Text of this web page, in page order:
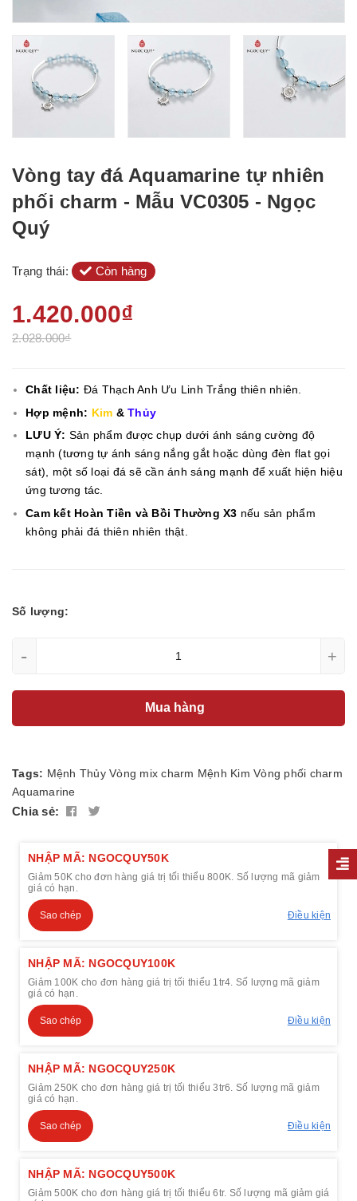
Vòng tay đá Aquamarine tự nhiên
phối charm - Mẫu VC0305 - Ngọc
Quý
Trạng thái: Còn hàng
1.420.000₫
2.028.000₫
Chất liệu: Đá Thạch Anh Ưu Linh Trắng thiên nhiên.
Hợp mệnh: Kim & Thủy
LƯU Ý: Sản phẩm được chụp dưới ánh sáng cường độ
mạnh (tương tự ánh sáng nắng gắt hoặc dùng đèn flat gọi
sát), một số loại đá sẽ cần ánh sáng mạnh để xuất hiện hiệu
ứng tương tác.
Cam kết Hoàn Tiền và Bồi Thường X3 nếu sản phẩm
không phải đá thiên nhiên thật.
Số lượng:
- +
Mua hàng
Tags: Mệnh Thủy Vòng mix charm Mệnh Kim Vòng phối charm
Aquamarine
Chia sẻ:
NHẬP MÃ: NGOCQUY50K
Giảm 50K cho đơn hàng giá trị tối thiểu 800K. Số lượng mã giảm
giá có hạn.
Sao chép Điều kiện
NHẬP MÃ: NGOCQUY100K
Giảm 100K cho đơn hàng giá trị tối thiểu 1tr4. Số lượng mã giảm
giá có hạn.
Sao chép Điều kiện
NHẬP MÃ: NGOCQUY250K
Giảm 250K cho đơn hàng giá trị tối thiểu 3tr6. Số lượng mã giảm
giá có hạn.
Sao chép Điều kiện
NHẬP MÃ: NGOCQUY500K
Giảm 500K cho đơn hàng giá trị tối thiểu 6tr. Số lượng mã giảm giá